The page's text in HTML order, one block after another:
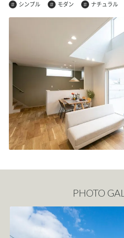
シンプル
モダン ナチュラル
PHOTO